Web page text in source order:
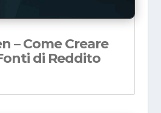
– Come Creare
di Reddito